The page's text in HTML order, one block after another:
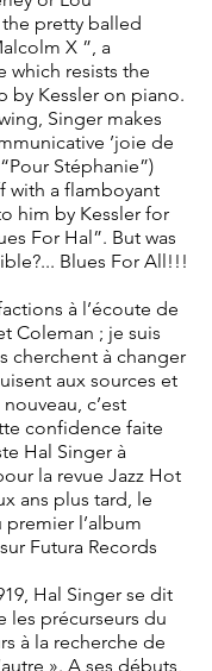
pretty balled
X ”, a
which resists the
by Kessler on piano.
Singer makes
’joie de
Stéphanie”)
with a flamboyant
him by Kessler for
For Hal”. But was
Blues For All!!!
à l’écoute de
Coleman ; je suis
cherchent à changer
aux sources et
c’est
confidence faite
Hal Singer à
la revue Jazz Hot
ans plus tard, le
l’album
Futura Records
Hal Singer se dit
les précurseurs du
à la recherche de
». A ses débuts,